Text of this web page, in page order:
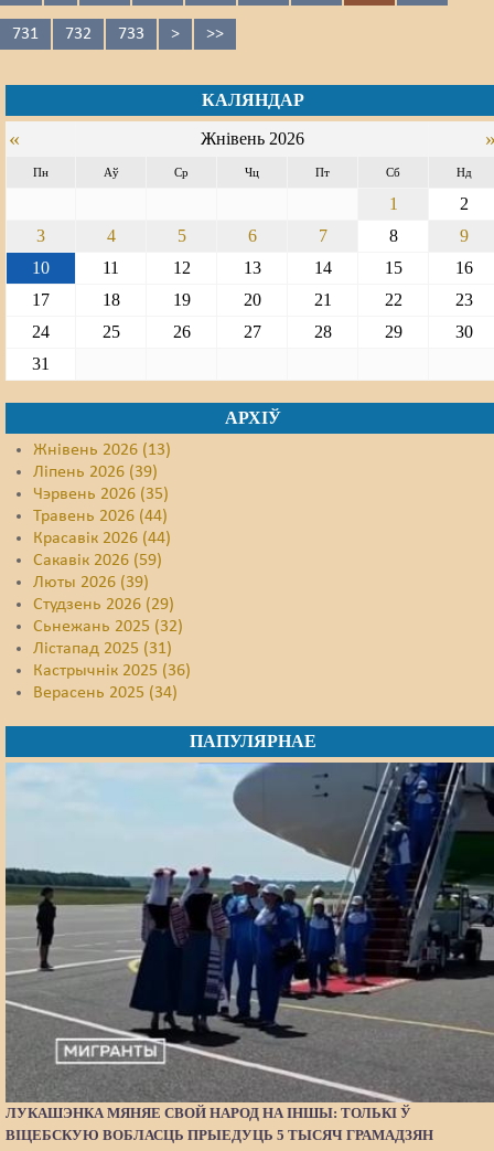
731 732 733 > >>
КАЛЯНДАР
« Жнівень 2026
Пн Аў Ср Чц Пт Сб Нд
1
2
3
4 5 6 7 8
9
10
11 12 13 14 15
16
17
18 19 20 21 22
23
24
25 26 27 28 29
30
31
АРХІЎ
Жнівень 2026 (13)
Ліпень 2026 (39)
Чэрвень 2026 (35)
Травень 2026 (44)
Красавік 2026 (44)
Сакавік 2026 (59)
Люты 2026 (39)
Студзень 2026 (29)
Сьнежань 2025 (32)
Лістапад 2025 (31)
Кастрычнік 2025 (36)
Верасень 2025 (34)
ПАПУЛЯРНАЕ
ЛУКАШЭНКА МЯНЯЕ СВОЙ НАРОД НА ІНШЫ: ТОЛЬКІ Ў
ВІЦЕБСКУЮ ВОБЛАСЦЬ ПРЫЕДУЦЬ 5 ТЫСЯЧ ГРАМАДЗЯН